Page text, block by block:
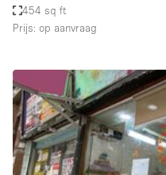
Lift
Meubilair
Paskamers
Privé-parkeerplaats
RAW
454 sq ft
Prijs: op aanvraag